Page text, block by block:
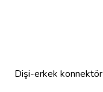
Dişi-erkek konnektör